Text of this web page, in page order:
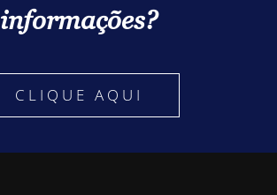
informações?
CLIQUE AQUI